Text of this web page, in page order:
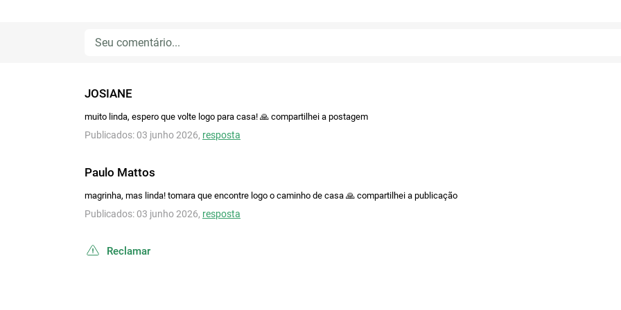
JOSIANE
muito linda, espero que volte logo para casa! 🙏 compartilhei a postagem
Publicados: 03 junho 2026, resposta
Paulo Mattos
magrinha, mas linda! tomara que encontre logo o caminho de casa 🙏 compartilhei a publicação
Publicados: 03 junho 2026, resposta
Reclamar